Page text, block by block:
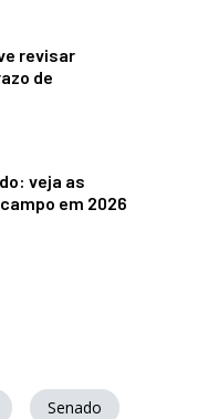
revisar
de
veja as
em 2026
Senado